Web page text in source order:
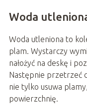
Woda
Woda utleniona to
plam. Wystarczy
nałożyć na deskę i
Następnie przetrzeć
nie tylko usuwa
powierzchnię.